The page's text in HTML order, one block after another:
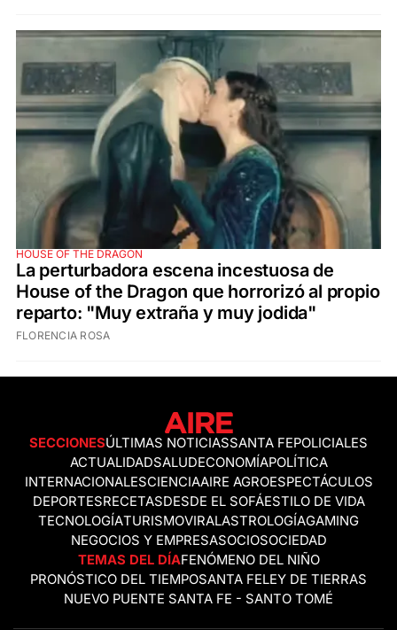
HOUSE OF THE DRAGON
La perturbadora escena incestuosa de
House of the Dragon que horrorizó al propio
reparto: "Muy extraña y muy jodida"
FLORENCIA ROSA
SECCIONESÚLTIMAS NOTICIASSANTA FEPOLICIALES
ACTUALIDADSALUDECONOMÍAPOLÍTICA
INTERNACIONALESCIENCIAAIRE AGROESPECTÁCULOS
DEPORTESRECETASDESDE EL SOFÁESTILO DE VIDA
TECNOLOGÍATURISMOVIRALASTROLOGÍAGAMING
NEGOCIOS Y EMPRESASOCIOSOCIEDAD
TEMAS DEL DÍAFENÓMENO DEL NIÑO
PRONÓSTICO DEL TIEMPOSANTA FELEY DE TIERRAS
NUEVO PUENTE SANTA FE - SANTO TOMÉ